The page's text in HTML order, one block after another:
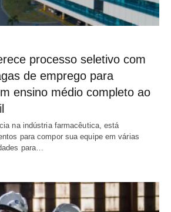
processo seletivo com
de emprego para
ensino médio completo ao
na indústria farmacêutica, está
para compor sua equipe em várias
para…